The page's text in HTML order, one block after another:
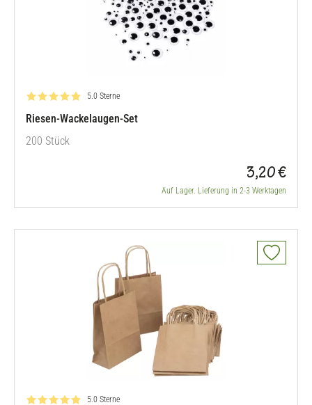
Bewertung: 5.0 von 5
5.0 Sterne
Riesen-Wackelaugen-Set
200 Stück
3,20 €
Auf Lager. Lieferung in 2-3 Werktagen
Bewertung: 5.0 von 5
5.0 Sterne